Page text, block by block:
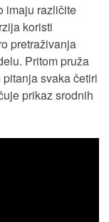
imaju različite
koristi
pretraživanja
Pritom pruža
svaka četiri
prikaz srodnih